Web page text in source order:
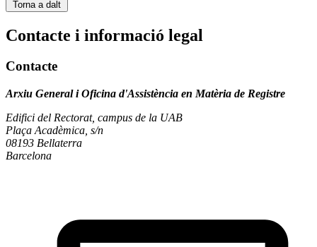
Torna a dalt
Contacte i informació legal
Contacte
Arxiu General i Oficina d'Assistència en Matèria de Registre
Edifici del Rectorat, campus de la UAB
Plaça Acadèmica, s/n
08193 Bellaterra
Barcelona